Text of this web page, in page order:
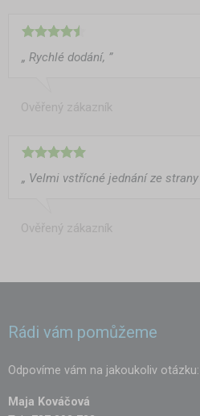
„ Rychlé dodání, ”
Ověřený zákazník
„ Velmi vstřícné jednání ze
Ověřený zákazník
Rádi vám pomůžeme
Odpovíme vám na jakoukoliv otázku:
Maja Kováčová